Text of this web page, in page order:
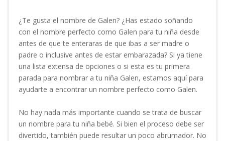
¿Te gusta el nombre de Galen? ¿Has estado soñando
con el nombre perfecto como Galen para tu niña desde
antes de que te enteraras de que ibas a ser madre o
padre o inclusive antes de estar embarazada? Si ya tiene
una lista extensa de opciones o si esta es tu primera
parada para nombrar a tu niña Galen, estamos aquí para
ayudarte a encontrar un nombre perfecto como Galen.
No hay nada más importante cuando se trata de buscar
un nombre para tu niña bebé. Si bien el proceso debe ser
divertido, también puede resultar un poco abrumador. No